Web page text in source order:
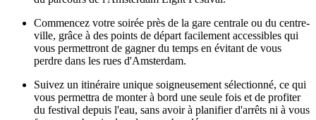
Commencez votre soirée près de la gare centrale ou du centre-
ville, grâce à des points de départ facilement accessibles qui
vous permettront de gagner du temps en évitant de vous
perdre dans les rues d'Amsterdam.
Suivez un itinéraire unique soigneusement sélectionné, ce qui
vous permettra de monter à bord une seule fois et de profiter
du festival depuis l'eau, sans avoir à planifier d'arrêts ni à vous